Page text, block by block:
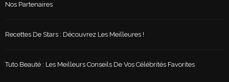
Nos Partenaires
Recettes De Stars : Découvrez Les Meilleures !
Tuto Beauté : Les Meilleurs Conseils De Vos Célébrités Favorites